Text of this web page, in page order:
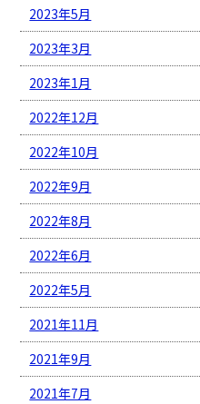
2023年5月
2023年3月
2023年1月
2022年12月
2022年10月
2022年9月
2022年8月
2022年6月
2022年5月
2021年11月
2021年9月
2021年7月